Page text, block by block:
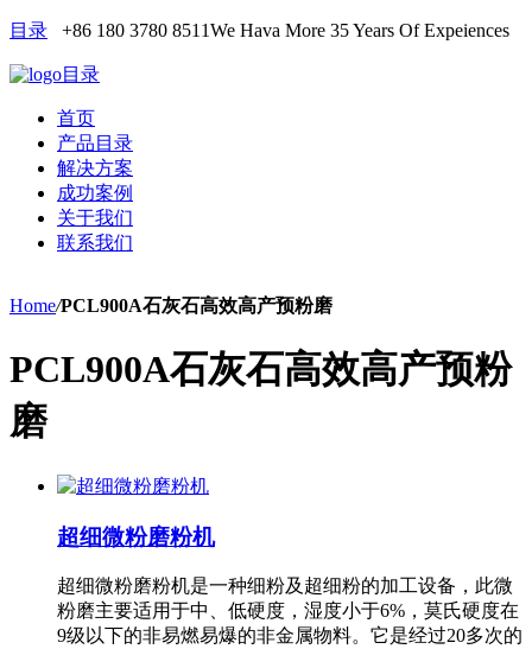
目录 +86 180 3780 8511We Hava More 35 Years Of Expeiences
目录
首页
产品目录
解决方案
成功案例
关于我们
联系我们
Home/PCL900A石灰石高效高产预粉磨
PCL900A石灰石高效高产预粉
磨
超细微粉磨粉机
超细微粉磨粉机是一种细粉及超细粉的加工设备，此微
粉磨主要适用于中、低硬度，湿度小于6%，莫氏硬度在
9级以下的非易燃易爆的非金属物料。它是经过20多次的